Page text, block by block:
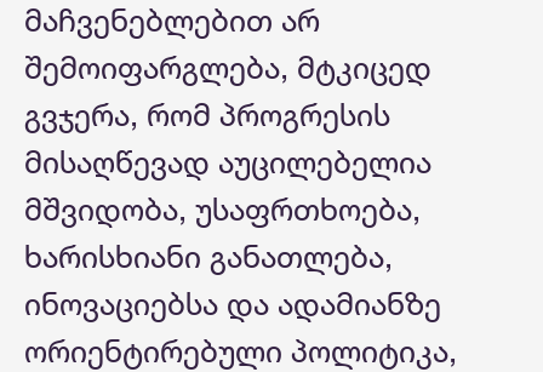
მაჩვენებლებით არ
შემოიფარგლება, მტკიცედ
გვჯერა, რომ პროგრესის
მისაღწევად აუცილებელია
მშვიდობა, უსაფრთხოება,
ხარისხიანი განათლება,
ინოვაციებსა და ადამიანზე
ორიენტირებული პოლიტიკა,